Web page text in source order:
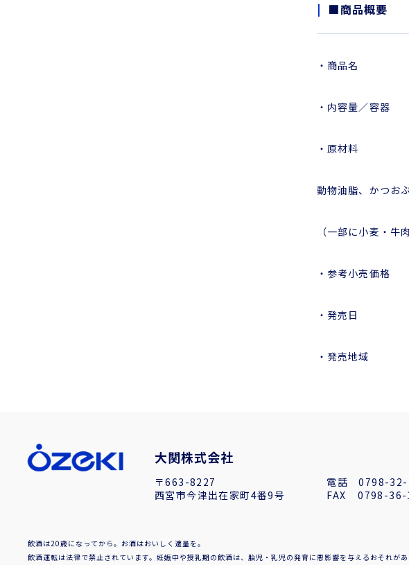
■商品概要
・商品名 肉
・内容量／容器
・原材料 しょう
動物油脂、かつお
（一部に小麦・牛
・参考小売価格
・発売日
・発売地域
大関株式会社
〒663-8227
西宮市今津出在家町4番9号
電話0798-32-
FAX 0798-36-
飲酒は20歳になってから。お酒はおいしく適量を。
飲酒運転は法律で禁止されています。妊娠中や授乳期の飲酒は、胎児・乳児の発育に悪影響を与えるおそれがあ